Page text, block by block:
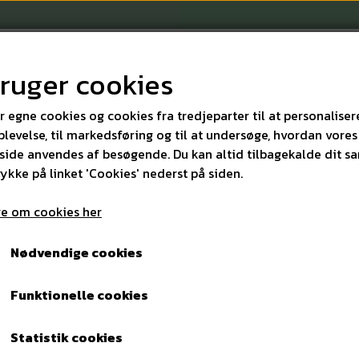
KONTAKT
OG TILBEHØR
DOSERINGSMÅLER TIL 1
Varenummer: 5117
cookies
egne cookies og cookies fra tredjeparter til at
til markedsføring og til at undersøge, hvordan vores
anvendes af besøgende. Du kan altid tilbagekalde dit
på linket 'Cookies' nederst på siden.
om cookies her
Nødvendige cookies
Funktionelle cookies
Statistik cookies